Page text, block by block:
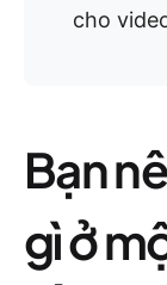
cho
Bạn
gì ở